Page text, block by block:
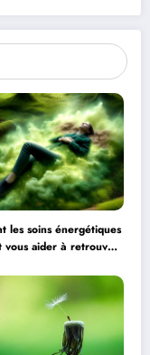
les soins énergétiques
vous aider à retrouver